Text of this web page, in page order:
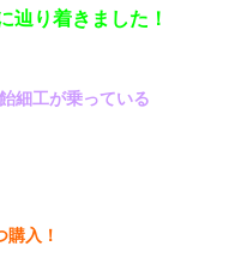
辿り着きました！
細工が乗っている
入！